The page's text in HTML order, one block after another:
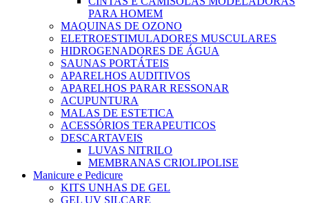
PARA HOMEM
MAQUINAS DE OZONO
ELETROESTIMULADORES MUSCULARES
HIDROGENADORES DE ÁGUA
SAUNAS PORTÁTEIS
APARELHOS AUDITIVOS
APARELHOS PARAR RESSONAR
ACUPUNTURA
MALAS DE ESTETICA
ACESSÓRIOS TERAPEUTICOS
DESCARTAVEIS
LUVAS NITRILO
MEMBRANAS CRIOLIPOLISE
Manicure e Pedicure
KITS UNHAS DE GEL
GEL UV SILCARE